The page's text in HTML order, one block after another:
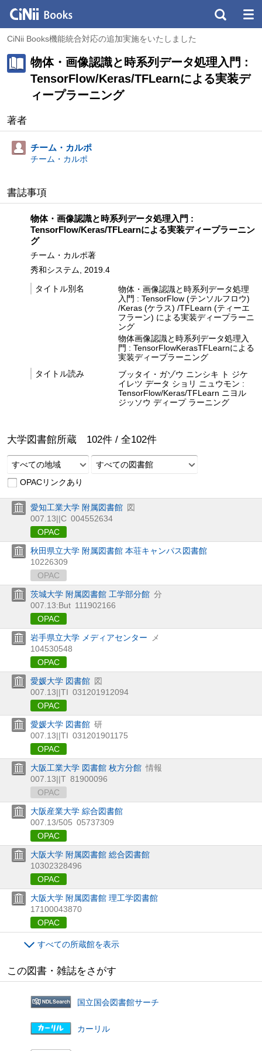
CiNii Books機能統合対応の追加実施をいたしました
物体・画像認識と時系列データ処理入門 :
TensorFlow/Keras/TFLearnによる実装デ
ィープラーニング
著者
チーム・カルポ
チーム・カルポ
書誌事項
物体・画像認識と時系列データ処理入門 :
TensorFlow/Keras/TFLearnによる実装ディープラーニン
グ
チーム・カルポ著
秀和システム, 2019.4
タイトル別名
物体・画像認識と時系列データ処理
入門 : TensorFlow (テンソルフロウ)
/Keras (ケラス) /TFLearn (ティーエ
フラーン) による実装ディープラーニ
ング
物体画像認識と時系列データ処理入
門 : TensorFlowKerasTFLearnによる
実装ディープラーニング
タイトル読み
ブッタイ・ガゾウ ニンシキ ト ジケ
イレツ データ ショリ ニュウモン :
TensorFlow/Keras/TFLearn ニヨル
ジッソウ ディープ ラーニング
大学図書館所蔵 102件 / 全102件
すべての地域
すべての図書館
OPACリンクあり
愛知工業大学 附属図書館 図
007.13||C 004552634
OPAC
秋田県立大学 附属図書館 本荘キャンパス図書館
10226309
OPAC
茨城大学 附属図書館 工学部分館 分
007.13:But 111902166
OPAC
岩手県立大学 メディアセンター
メ
104530548
OPAC
愛媛大学 図書館 図
007.13||TI 031201912094
OPAC
愛媛大学 図書館 研
007.13||TI 031201901175
OPAC
大阪工業大学 図書館 枚方分館 情報
007.13||T 81900096
OPAC
大阪産業大学 綜合図書館
007.13/505 05737309
OPAC
大阪大学 附属図書館 総合図書館
10302328496
OPAC
大阪大学 附属図書館 理工学図書館
17100043870
OPAC
すべての所蔵館を表示
この図書・雑誌をさがす
国立国会図書館サーチ
カーリル